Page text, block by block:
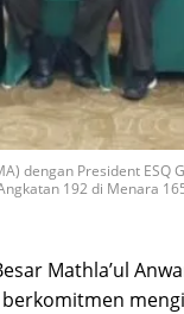
dengan President ESQ
192 di Menara
Mathla’ul